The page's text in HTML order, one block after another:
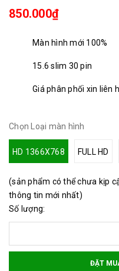
850.000₫
Màn hình mới 100%
15.6 slim 30 pin
Giá phân phối xin liên
Chọn Loại màn hình
HD 1366X768 FULL HD
(sản phẩm có thể chưa kịp
thông tin mới nhất)
Số lượng:
ĐẶT